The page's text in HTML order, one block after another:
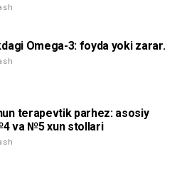
Omega-3: foyda yoki zarar.
terapevtik parhez: asosiy
va №5 xun stollari